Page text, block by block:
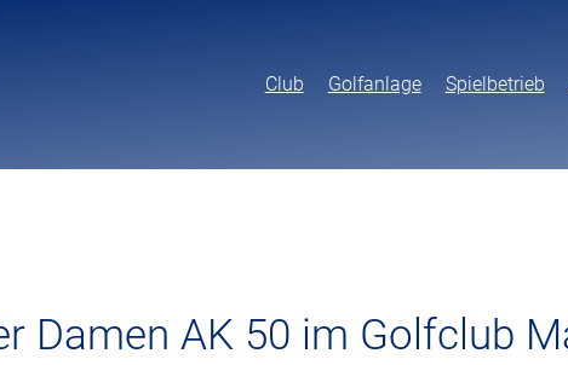
Club Golfanlage Spielbetrieb
Damen AK 50 im Golfclub